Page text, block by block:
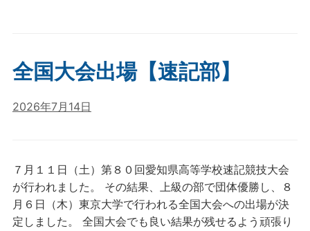
全国大会出場【速記部】
2026年7月14日
７月１１日（土）第８０回愛知県高等学校速記競技大会
が行われました。 その結果、上級の部で団体優勝し、８
月６日（木）東京大学で行われる全国大会への出場が決
定しました。 全国大会でも良い結果が残せるよう頑張り